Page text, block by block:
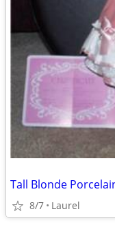
Tall Blonde
8/7 Laurel